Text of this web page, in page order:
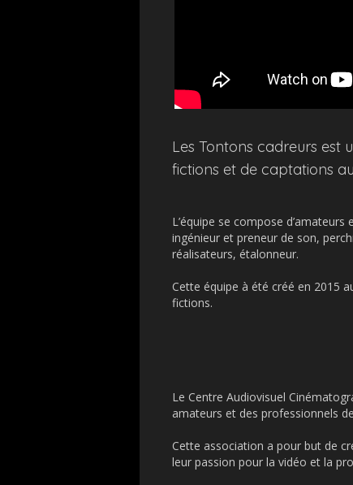
Les Tontons cadreurs est
fictions et de captations
L’équipe se compose
ingénieur et preneur de son,
réalisateurs, étalonneur.
Cette équipe à été créé en 2015
fictions.
Le Centre Audiovisuel
amateurs et des professionnels
Cette association a pour but de
leur passion pour la vidéo et la